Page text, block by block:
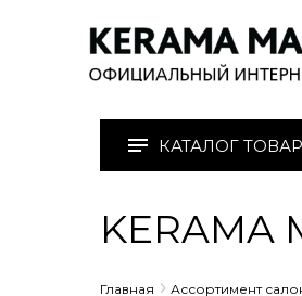
КАТАЛОГ
KERAMA
Главная Ассортимент